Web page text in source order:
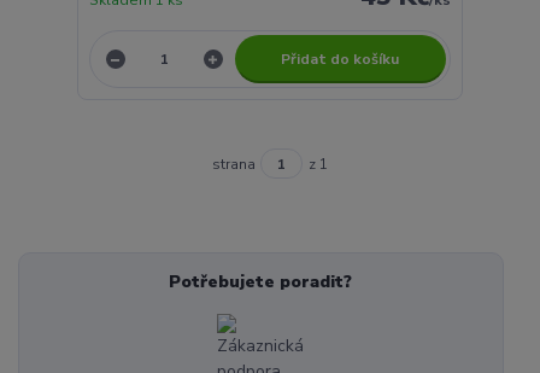
Přidat do košíku
strana z 1
Potřebujete poradit?